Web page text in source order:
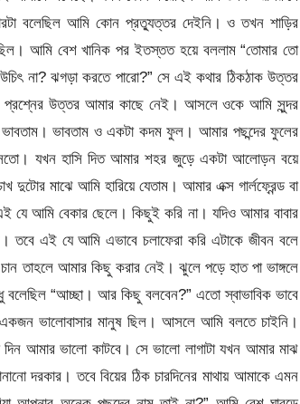
বলেছিল আমি কোন প্রত্যুত্তর দেইনি। ও তখন শাড়ির
ছিল। আমি বেশ খানিক পর ইতস্তত হয়ে বললাম “তোমার তো
না? ঝগড়া করতে পারো?” সে এই কথার ঠিকঠাক উত্তর
প্রশ্নের উত্তর আমার কাছে নেই। আসলে ওকে আমি সুন্দর
ভাবতাম ও একটা কদম ফুল। আমার পছন্দের ফুলের
যখন হাসি দিত আমার শহর জুড়ে একটা আলোড়ন বয়ে
মাঝে আমি হারিয়ে যেতাম। আমার এক্স গার্লফ্রেন্ড বা
যে আমি বেকার ছেলে। কিছুই করি না। যদিও আমার বাবার
এই যে আমি এভাবে চলাফেরা করি এটাকে জীবন বলে
তাহলে আমার কিছু করার নেই। ঝুলে পড়ে হাত পা ভাঙ্গলে
বলেছিল “আচ্ছা। আর কিছু বলবেন?” এতো স্বাভাবিক ভাবে
ভালোবাসার মানুষ ছিল। আসলে আমি বলতে চাইনি।
আমার ভালো কাটবে। সে ভালো লাগাটা যখন আমার মাঝ
দরকার। তবে বিয়ের ঠিক চারদিনের মাথায় আমাকে এমন